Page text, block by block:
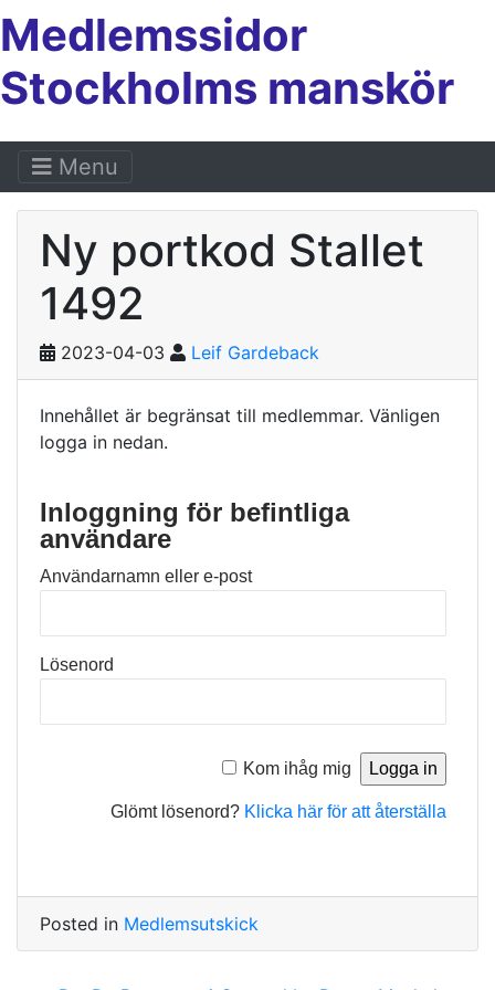
Medlemssidor
Stockholms manskör
Menu
Ny portkod Stallet
1492
2023-04-03 Leif Gardeback
Innehållet är begränsat till medlemmar. Vänligen
logga in nedan.
Inloggning för befintliga
användare
Användarnamn eller e-post
Lösenord
Kom ihåg mig
Glömt lösenord? Klicka här för att återställa
Posted in Medlemsutskick